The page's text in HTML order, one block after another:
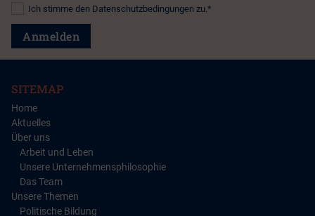
Datenschutz*
Ich stimme den Datenschutzbedingungen zu.*
Anmelden
SITEMAP
Home
Aktuelles
Über uns
Arbeit und Leben
Unsere Unternehmensphilosophie
Das Team
Unsere Themen
Politische Bildung